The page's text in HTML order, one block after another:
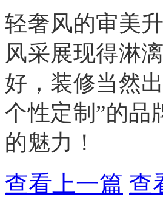
轻奢风的审美
风采展现得淋
好，装修当然
个性定制”的品
的魅力！
查看上一篇 查